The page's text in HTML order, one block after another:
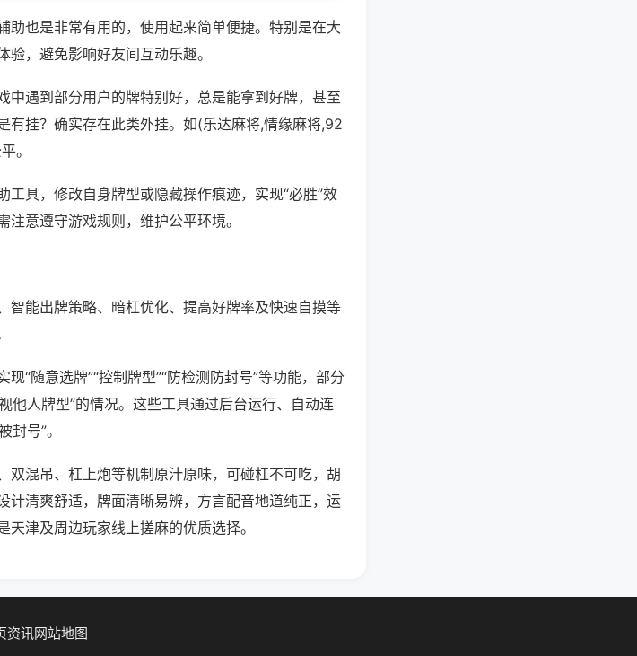
助也是非常有用的，使用起来简单便捷。特别是在大
，避免影响好友间互动乐趣。
中遇到部分用户的牌特别好，总是能拿到好牌，甚至
有挂？确实存在此类外挂。如(乐达麻将,情缘麻将,92
。
具，修改自身牌型或隐藏操作痕迹，实现“必胜”效
意遵守游戏规则，维护公平环境。
智能出牌策略、暗杠优化、提高好牌率及快速自摸等
“随意选牌”“控制牌型”“防检测防封号”等功能，部分
他人牌型”的情况。这些工具通过后台运行、自动连
号”。
双混吊、杠上炮等机制原汁原味，可碰杠不可吃，胡
计清爽舒适，牌面清晰易辨，方言配音地道纯正，运
津及周边玩家线上搓麻的优质选择。
资讯网站地图